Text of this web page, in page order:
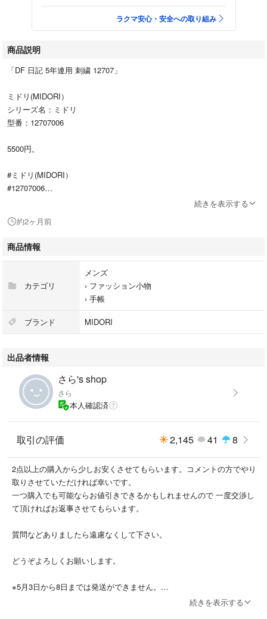
ラクマ安心・安全への取り組み
商品説明
「DF 日記 5年連用 刺繍 12707」
ミドリ(MIDORI）
シリーズ名：ミドリ
型番：12707006
5500円。
#ミドリ(MIDORI）
#12707006
#手帳
続きを表示する
約2ヶ月前
商品情報
カテゴリ
メンズ
› ファッション小物
› 手帳
ブランド MIDORI
出品者情報
さら's shop
さら
本人確認済
取引の評価 2,145 41 8
2点以上の購入から少しお安くさせてもらいます。コメントの方でやり
取りさせていただければ幸いです。
一つ購入でも可能ならお値引きできるかもしれませんので 一度交渉し
て頂ければお返事させてもらいます。
質問などありましたら遠慮なくして下さい。
どうぞよろしくお願いします。
※5月3日から8日までは発送ができません。
続きを表示する